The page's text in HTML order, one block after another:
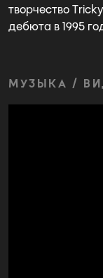
творчество
дебюта в 1995
МУЗЫКА /